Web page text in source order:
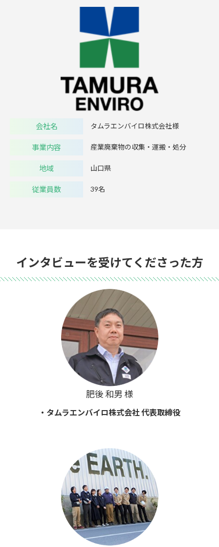
会社名 タムラエンバイロ株式会社様
事業内容 産業廃棄物の収集・運搬・処分
地域 山口県
従業員数 39名
インタビューを受けてくださった方
肥後 和男 様
・タムラエンバイロ株式会社 代表取締役